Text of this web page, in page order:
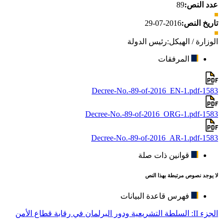
عدد النص:89
تاريخ النص:2016-07-29
الوزارة / الهيكل:رئيس الدولة
المرفقات
1583-Decree-No.-89-of-2016_EN-1.pdf
1583-Decree-No.-89-of-2016_ORG-1.pdf
1583-Decree-No.-89-of-2016_AR-1.pdf
قوانين ذات صلة
لا يوجد نصوص مرتبطة بهذا النص
فهرس قاعدة البيانات
الجزء II: السلطة التشريعية ودور البرلمان في رقابة قطاع الأمن